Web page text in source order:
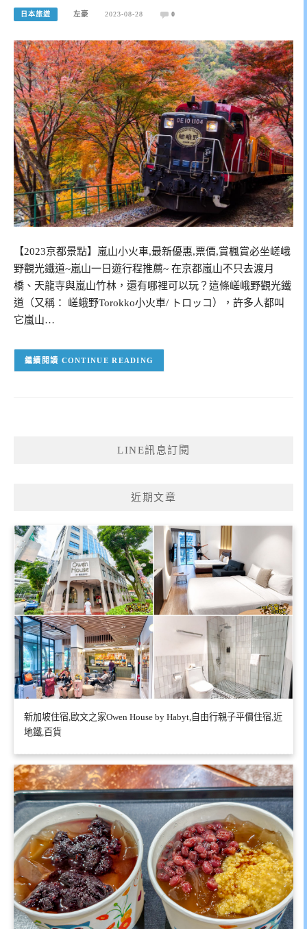
日本旅遊 左豪 2023-08-28 0
【2023京都景點】嵐山小火車,最新優惠,票價,賞楓賞必坐嵯峨
野觀光鐵道~嵐山一日遊行程推薦~ 在京都嵐山不只去渡月
橋、天龍寺與嵐山竹林，還有哪裡可以玩？這條嵯峨野觀光鐵
道（又稱： 嵯蛾野Torokko小火車/ トロッコ），許多人都叫
它嵐山…
CONTINUE READING
LINE訊息訂閱
近期文章
新加坡住宿,歐文之家Owen House by Habyt,自由行親子平價住宿,近
地鐵,百貨